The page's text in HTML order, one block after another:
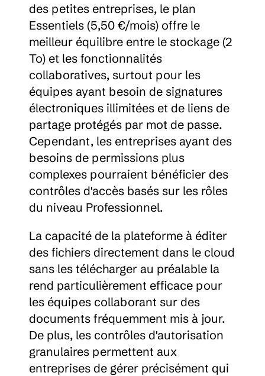
des petites entreprises, le plan
Essentiels (5,50 €/mois) offre le
meilleur équilibre entre le stockage (2
To) et les fonctionnalités
collaboratives, surtout pour les
équipes ayant besoin de signatures
électroniques illimitées et de liens de
partage protégés par mot de passe.
Cependant, les entreprises ayant des
besoins de permissions plus
complexes pourraient bénéficier des
contrôles d'accès basés sur les rôles
du niveau Professionnel.
La capacité de la plateforme à éditer
des fichiers directement dans le cloud
sans les télécharger au préalable la
rend particulièrement efficace pour
les équipes collaborant sur des
documents fréquemment mis à jour.
De plus, les contrôles d'autorisation
granulaires permettent aux
entreprises de gérer précisément qui